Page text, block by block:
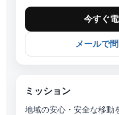
今すぐ
メールで
ミッション
地域の安心・安全な移動